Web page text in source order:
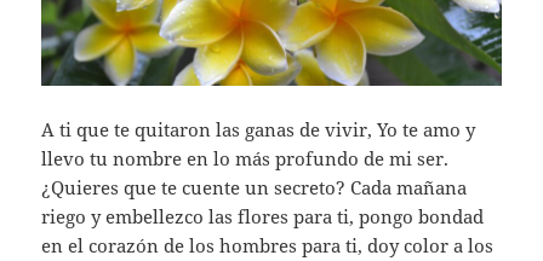
A ti que te quitaron las ganas de vivir, Yo te amo y
llevo tu nombre en lo más profundo de mi ser.
¿Quieres que te cuente un secreto? Cada mañana
riego y embellezco las flores para ti, pongo bondad
en el corazón de los hombres para ti, doy color a los